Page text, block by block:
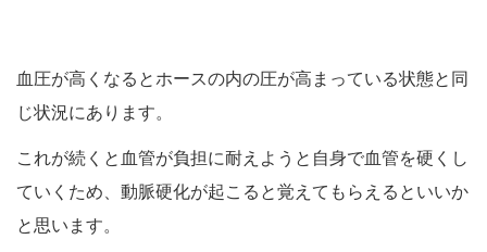
血圧が高くなるとホースの内の圧が高まっている状態と同
じ状況にあります。
これが続くと血管が負担に耐えようと自身で血管を硬くし
ていくため、動脈硬化が起こると覚えてもらえるといいか
と思います。